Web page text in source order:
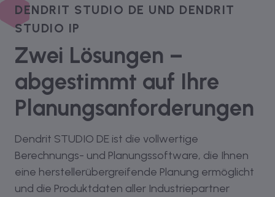
DENDRIT STUDIO DE UND DENDRIT
STUDIO IP
Zwei Lösungen –
abgestimmt auf Ihre
Plan­ungs­an­forderungen
Dendrit STUDIO DE ist die vollwertige
Berechnungs- und Planungssoftware, die Ihnen
eine herstellerübergreifende Planung ermöglicht
und die Produktdaten aller Industriepartner